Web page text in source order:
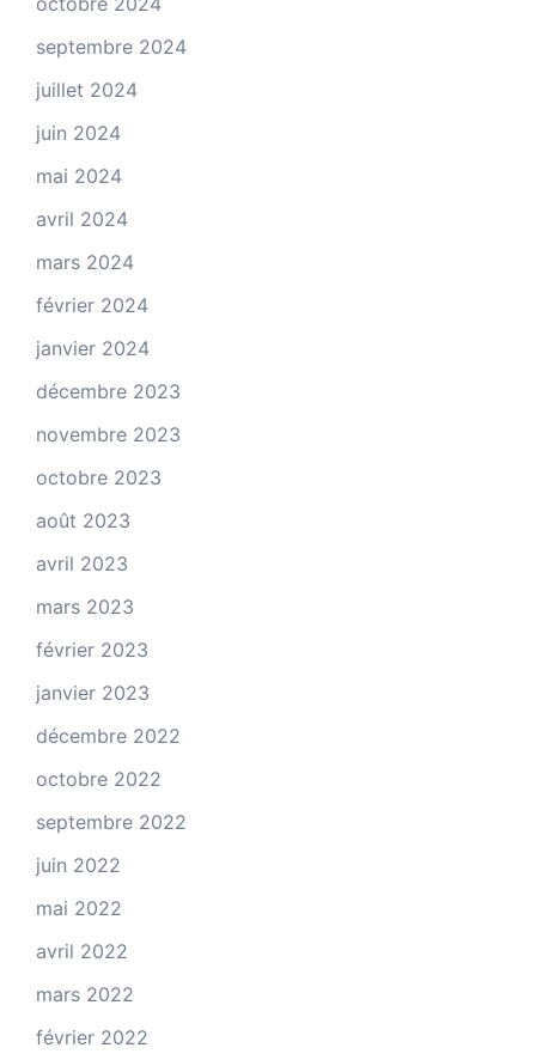
septembre 2024
juillet 2024
juin 2024
mai 2024
avril 2024
mars 2024
février 2024
janvier 2024
décembre 2023
novembre 2023
octobre 2023
août 2023
avril 2023
mars 2023
février 2023
janvier 2023
décembre 2022
octobre 2022
septembre 2022
juin 2022
mai 2022
avril 2022
mars 2022
février 2022